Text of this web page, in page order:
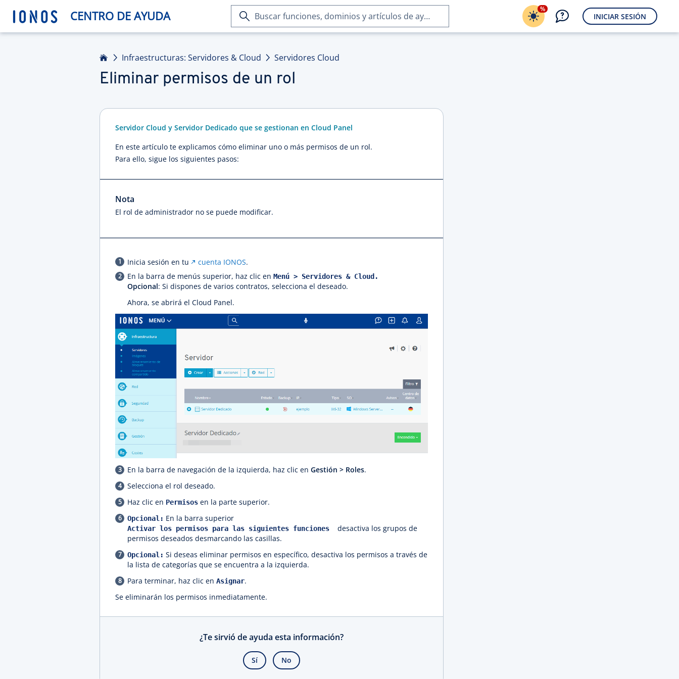
CENTRO DE AYUDA
Buscar
funciones,
%
INICIAR SESIÓN
Infraestructuras: Servidores & Cloud Servidores Cloud
Eliminar permisos de un rol
Servidor Cloud y Servidor Dedicado que se gestionan en Cloud Panel
En este artículo te explicamos cómo eliminar uno o más permisos de un rol.
Para ello, sigue los siguientes pasos:
Nota
El rol de administrador no se puede modificar.
Inicia sesión en tu cuenta IONOS.
En la barra de menús superior, haz clic en Menú > Servidores & Cloud.
Opcional: Si dispones de varios contratos, selecciona el deseado.
Ahora, se abrirá el Cloud Panel.
En la barra de navegación de la izquierda, haz clic en Gestión > Roles.
Selecciona el rol deseado.
Haz clic en Permisos en la parte superior.
Opcional: En la barra superior
Activar los permisos para las siguientes funciones desactiva los grupos de
permisos deseados desmarcando las casillas.
Opcional: Si deseas eliminar permisos en específico, desactiva los permisos a través de
la lista de categorías que se encuentra a la izquierda.
Para terminar, haz clic en Asignar.
Se eliminarán los permisos inmediatamente.
¿Te sirvió de ayuda esta información?
Sí No